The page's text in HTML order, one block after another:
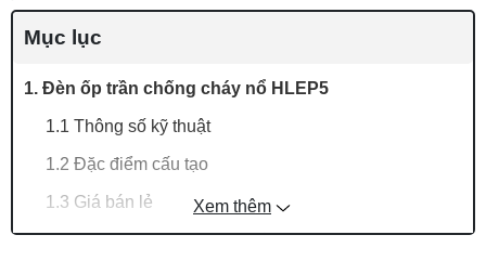
Mục lục
1. Đèn ốp trần chống cháy nổ HLEP5
1.1 Thông số kỹ thuật
1.2 Đặc điểm cấu tạo
1.3 Giá bán lẻ
2. Đèn ốp trần chống cháy nổ HLEP6 40w
Xem thêm